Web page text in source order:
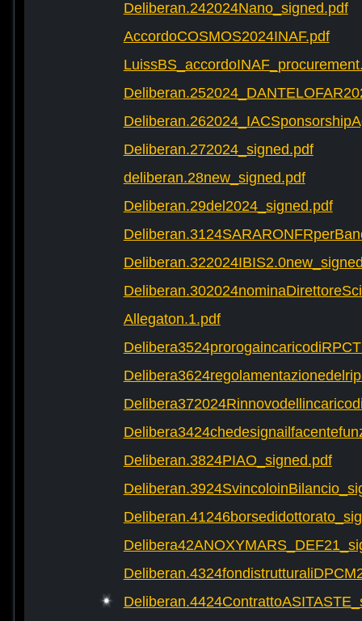
Deliberan.242024Nano_signed.pdf
AccordoCOSMOS2024INAF.pdf
Deliberan.272024_signed.pdf
deliberan.28new_signed.pdf
Deliberan.29del2024_signed.pdf
Allegaton.1.pdf
Deliberan.3824PIAO_signed.pdf